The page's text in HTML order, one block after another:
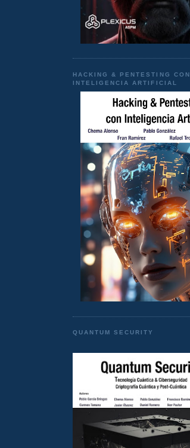
HACKING & PENTESTING CON
INTELIGENCIA ARTIFICIAL
QUANTUM SECURITY